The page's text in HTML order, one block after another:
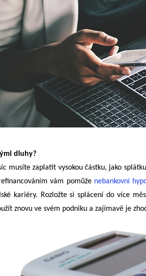
dluhy?
musíte zaplatit vysokou částku, jako
vám pomůže nebankovní
kariéry. Rozložte si splácení do více
znovu ve svém podniku a zajímavě je